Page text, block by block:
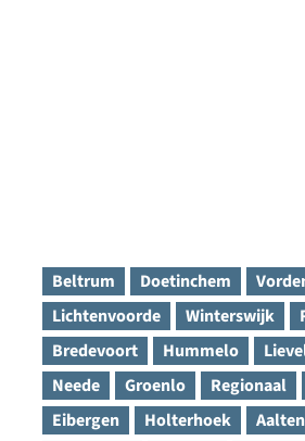
Beltrum Doetinchem
Lichtenvoorde
Winterswijk
Bredevoort
Hummelo
Neede
Groenlo Regionaal
Eibergen
Holterhoek Aalten